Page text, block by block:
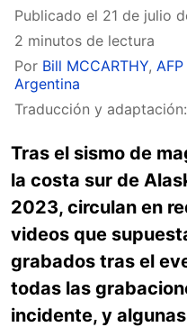
Publicado el 21 de julio
2 minutos de lectura
Por Bill MCCARTHY,
Argentina
Traducción y adaptación:
Tras el sismo de
la costa sur de
2023, circulan en
videos que
grabados tras el
todas las
incidente, y